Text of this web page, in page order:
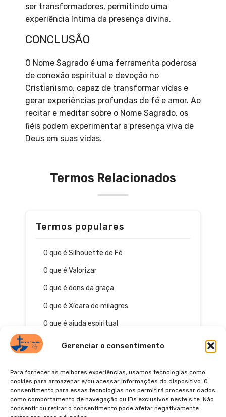
Gerenciar o consentimento
Para fornecer as melhores experiências, usamos tecnologias como
cookies para armazenar e/ou acessar informações do dispositivo. O
consentimento para essas tecnologias nos permitirá processar dados
como comportamento de navegação ou IDs exclusivos neste site. Não
consentir ou retirar o consentimento pode afetar negativamente
ser transformadores, permitindo uma
experiência íntima da presença divina.
CONCLUSÃO
O Nome Sagrado é uma ferramenta poderosa
de conexão espiritual e devoção no
Cristianismo, capaz de transformar vidas e
gerar experiências profundas de fé e amor. Ao
recitar e meditar sobre o Nome Sagrado, os
fiéis podem experimentar a presença viva de
Deus em suas vidas.
Termos Relacionados
Termos populares
O que é Silhouette de Fé
O que é Valorizar
O que é dons da graça
O que é Xícara de milagres
O que é ajuda espiritual